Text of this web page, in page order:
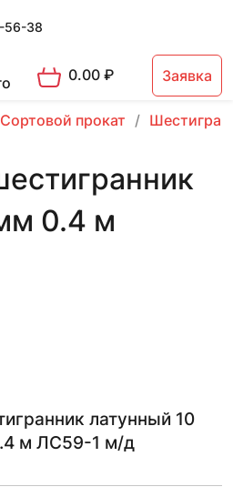
56-38
0.00₽ Заявка
Сортовой прокат
0.4 м
латунный 10
м ЛС59-1 м/д